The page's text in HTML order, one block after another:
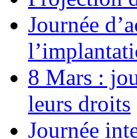
Journée
8 Mars :
leurs droits
Journée